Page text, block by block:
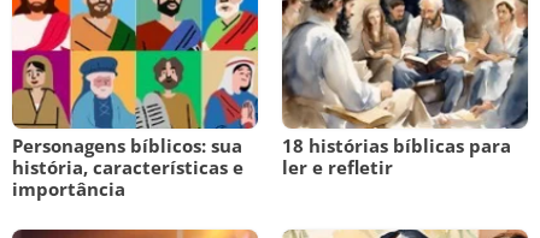
Personagens bíblicos: sua
história, características e
importância
18 histórias bíblicas para
ler e refletir